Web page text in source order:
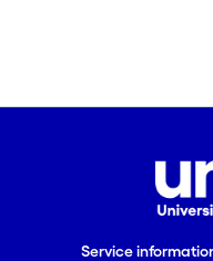
Service